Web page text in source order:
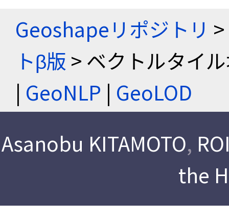
Geoshapeリポジトリ >
トβ版 > ベクトルタイ
| GeoNLP | GeoLOD
Asanobu KITAMOTO,
the